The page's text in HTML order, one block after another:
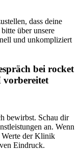
dass deine
über unsere
und unkompliziert
bei rocket
bewirbst. Schau dir
an. Wenn
Werte der Klinik
Eindruck.